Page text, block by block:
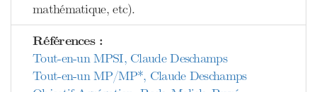
mathématique, etc).
Références :
Tout-en-un MPSI, Claude Deschamps
Tout-en-un MP/MP*, Claude Deschamps